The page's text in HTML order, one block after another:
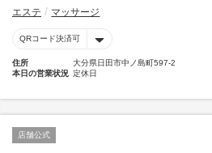
エステ マッサージ
QRコード決済可
住所
大分県日田市中ノ島町597-2
本日の営業状況 定休日
店舗公式